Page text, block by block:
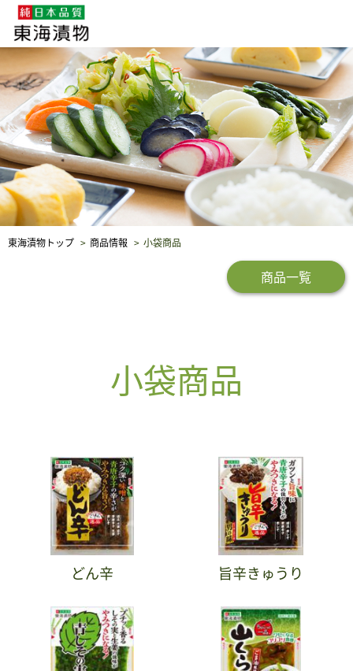
企業・採用情報 社会貢献 品質保証
東海漬物トップ 商品情報 小袋商品
商品一覧
小袋商品
どん辛 旨辛きゅうり